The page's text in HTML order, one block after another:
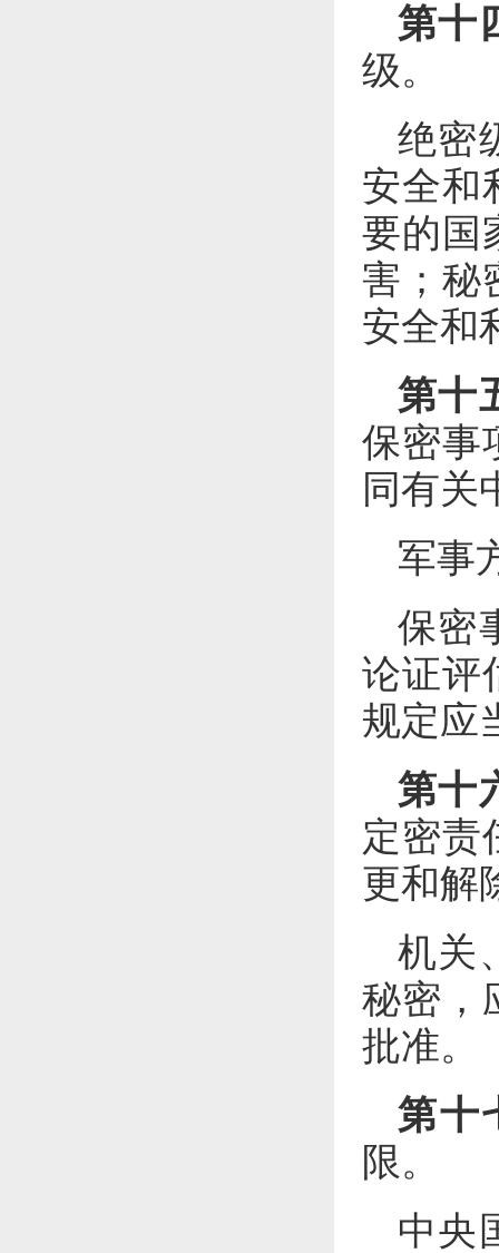
第十
级。
绝密
安全和
要的国
害；秘
安全和
第十
保密事
同有关
军事
保密
论证评
规定应
第十
定密责
更和解
机关
秘密，
批准。
第十
限。
中央